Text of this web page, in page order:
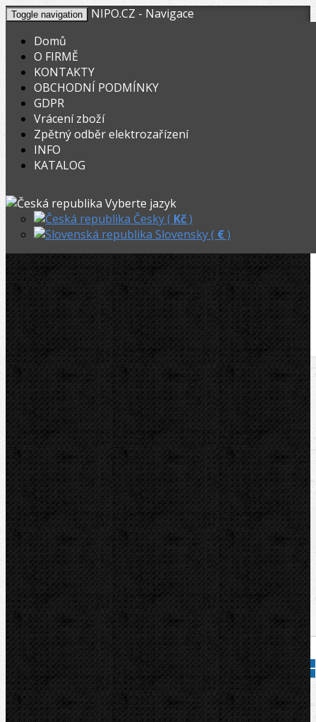
Toggle navigation
NIPO.CZ - Navigace
Domů
O FIRMĚ
KONTAKTY
OBCHODNÍ PODMÍNKY
GDPR
Vrácení zboží
Zpětný odběr elektrozařízení
INFO
KATALOG
Vyberte jazyk
Česky ( Kč)
Slovensky ( €)
V nákupním košíku máte0ks zboží.
Celkem:
Registrovat
OHYBACKY.NET » Elektrické
REMS Ohýb.segment + smýkadlo 20mm, R75
REMS Ohýb.segment + smýkadlo
20mm, R75
U nás zaplatíte
7 072,00Kč
U nás zaplatíte s DPH
8 557,12 Kč
Dostupnost:
Na dotaz
Množství:
Přidat do košíku
Kód zboží:
581080